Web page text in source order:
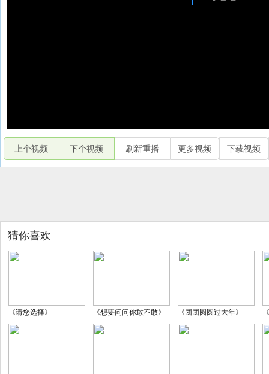
上个视频 下个视频 刷新重播 更多视频 下载视频
猜你喜欢
《请您选择》 《想要问问你敢不敢》 《团团圆圆过大年》